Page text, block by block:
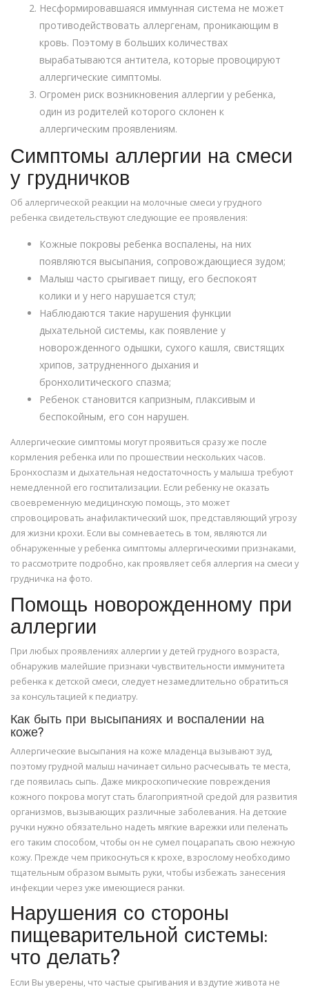
Несформировавшаяся иммунная система не может
противодействовать аллергенам, проникающим в
кровь. Поэтому в больших количествах
вырабатываются антитела, которые провоцируют
аллергические симптомы.
Огромен риск возникновения аллергии у ребенка,
один из родителей которого склонен к
аллергическим проявлениям.
Симптомы аллергии на смеси
у грудничков
Об аллергической реакции на молочные смеси у грудного
ребенка свидетельствуют следующие ее проявления:
Кожные покровы ребенка воспалены, на них
появляются высыпания, сопровождающиеся зудом;
Малыш часто срыгивает пищу, его беспокоят
колики и у него нарушается стул;
Наблюдаются такие нарушения функции
дыхательной системы, как появление у
новорожденного одышки, сухого кашля, свистящих
хрипов, затрудненного дыхания и
бронхолитического спазма;
Ребенок становится капризным, плаксивым и
беспокойным, его сон нарушен.
Аллергические симптомы могут проявиться сразу же после
кормления ребенка или по прошествии нескольких часов.
Бронхоспазм и дыхательная недостаточность у малыша требуют
немедленной его госпитализации. Если ребенку не оказать
своевременную медицинскую помощь, это может
спровоцировать анафилактический шок, представляющий угрозу
для жизни крохи. Если вы сомневаетесь в том, являются ли
обнаруженные у ребенка симптомы аллергическими признаками,
то рассмотрите подробно, как проявляет себя аллергия на смеси у
грудничка на фото.
Помощь новорожденному при
аллергии
При любых проявлениях аллергии у детей грудного возраста,
обнаружив малейшие признаки чувствительности иммунитета
ребенка к детской смеси, следует незамедлительно обратиться
за консультацией к педиатру.
Как быть при высыпаниях и воспалении на
коже?
Аллергические высыпания на коже младенца вызывают зуд,
поэтому грудной малыш начинает сильно расчесывать те места,
где появилась сыпь. Даже микроскопические повреждения
кожного покрова могут стать благоприятной средой для развития
организмов, вызывающих различные заболевания. На детские
ручки нужно обязательно надеть мягкие варежки или пеленать
его таким способом, чтобы он не сумел поцарапать свою нежную
кожу. Прежде чем прикоснуться к крохе, взрослому необходимо
тщательным образом вымыть руки, чтобы избежать занесения
инфекции через уже имеющиеся ранки.
Нарушения со стороны
пищеварительной системы:
что делать?
Если Вы уверены, что частые срыгивания и вздутие живота не